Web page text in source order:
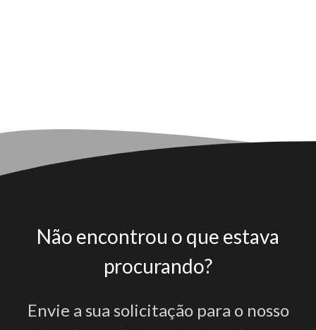
Não encontrou o que estava
procurando?
Envie a sua solicitação para o nosso